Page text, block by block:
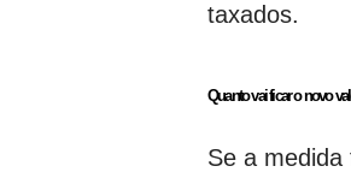
taxados.
Quanto vai ficar o novo
Se a